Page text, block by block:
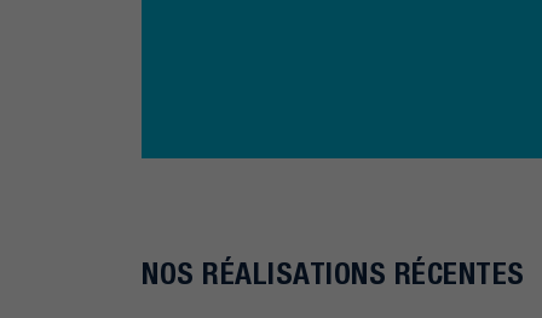
NOS RÉALISATIONS RÉCENTES